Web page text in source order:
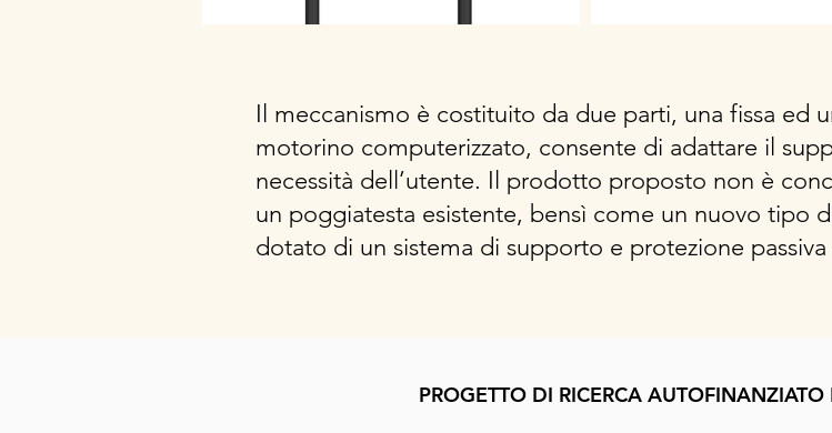
Il meccanismo è costituito da due parti, una fissa ed
motorino computerizzato, consente di adattare il
necessità dell’utente. Il prodotto proposto non è
un poggiatesta esistente, bensì come un nuovo tipo
dotato di un sistema di supporto e protezione
PROGETTO DI RICERCA AUTOFINANZIATO